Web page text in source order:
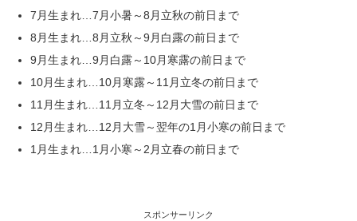
7月生まれ…7月小暑～8月立秋の前日まで
8月生まれ…8月立秋～9月白露の前日まで
9月生まれ…9月白露～10月寒露の前日まで
10月生まれ…10月寒露～11月立冬の前日まで
11月生まれ…11月立冬～12月大雪の前日まで
12月生まれ…12月大雪～翌年の1月小寒の前日まで
1月生まれ…1月小寒～2月立春の前日まで
スポンサーリンク